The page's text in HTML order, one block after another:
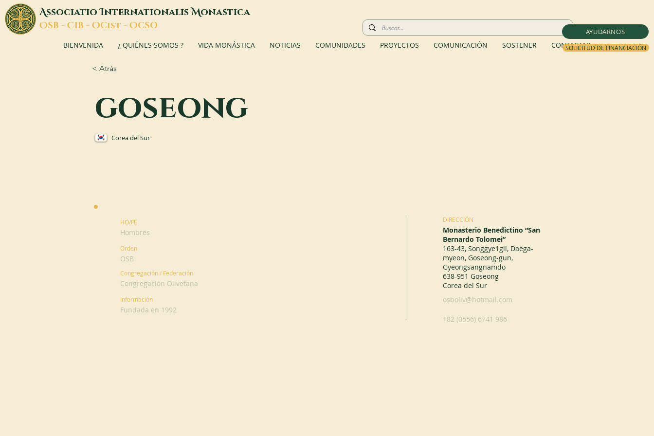
AYUDARNOS
SOLICITUD DE FINANCIACIÓN
AssociatioInternationalisMonastica
OSB - CIB - OCist - OCSO
BIENVENIDA ¿ QUIÉNES SOMOS ? VIDA MONÁSTICA NOTICIAS COMUNIDADES PROYECTOS COMUNICACIÓN SOSTENER CONTACTAR
< Atrás
goseong
Corea del Sur
HO/FE
Hombres
Orden
OSB
Congregación / Federación
Congregación Olivetana
Información
Fundada en 1992
DIRECCIÓN
Monasterio Benedictino “San
Bernardo Tolomei”
163-43, Songgye1gil, Daega-
myeon, Goseong-gun,
Gyeongsangnamdo
638-951 Goseong
Corea del Sur
osboliv@hotmail.com
+82 (0556) 6741 986